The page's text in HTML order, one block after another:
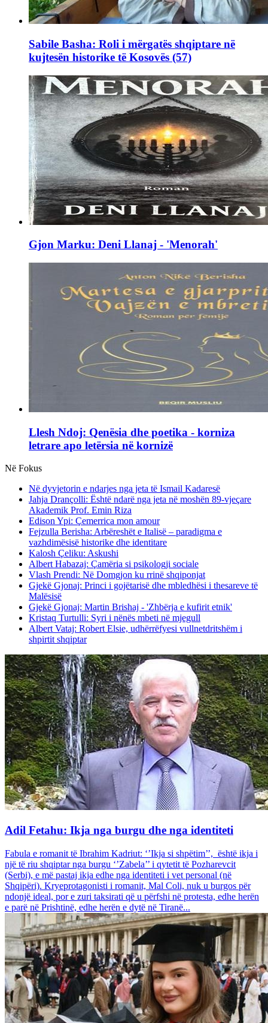
Sabile Basha: Roli i mërgatës shqiptare në
kujtesën historike të Kosovës (57)
Gjon Marku: Deni Llanaj - 'Menorah'
Llesh Ndoj: Qenësia dhe poetika - korniza
letrare apo letërsia në kornizë
Në Fokus
Në dyvjetorin e ndarjes nga jeta të Ismail Kadaresë
Jahja Drançolli: Është ndarë nga jeta në moshën 89-vjeçare
Akademik Prof. Emin Riza
Edison Ypi: Çemerrica mon amour
Fejzulla Berisha: Arbëreshët e Italisë – paradigma e
vazhdimësisë historike dhe identitare
Kalosh Çeliku: Askushi
Albert Habazaj: Çamëria si psikologji sociale
Vlash Prendi: Në Domgjon ku rrinë shqiponjat
Gjekë Gjonaj: Princi i gojëtarisë dhe mbledhësi i thesareve të
Malësisë
Gjekë Gjonaj: Martin Brishaj - 'Zhbërja e kufirit etnik'
Kristaq Turtulli: Syri i nënës mbeti në mjegull
Albert Vataj: Robert Elsie, udhërrëfyesi vullnetdritshëm i
shpirtit shqiptar
Adil Fetahu: Ikja nga burgu dhe nga identiteti
Fabula e romanit të Ibrahim Kadriut: ‘’Ikja si shpëtim’’, është ikja i
një të riu shqiptar nga burgu ‘’Zabela’’ i qytetit të Pozharevcit
(Serbi), e më pastaj ikja edhe nga identiteti i vet personal (në
Shqipëri). Kryeprotagonisti i romanit, Mal Coli, nuk u burgos për
ndonjë ideal, por e zuri taksirati që u përfshi në protesta, edhe herën
e parë në Prishtinë, edhe herën e dytë në Tiranë...